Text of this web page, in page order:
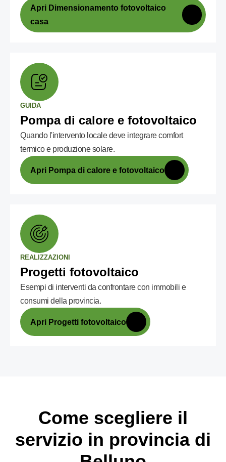
Apri Dimensionamento fotovoltaico
casa
GUIDA
Pompa di calore e fotovoltaico
Quando l'intervento locale deve integrare comfort
termico e produzione solare.
Apri Pompa di calore e fotovoltaico
REALIZZAZIONI
Progetti fotovoltaico
Esempi di interventi da confrontare con immobili e
consumi della provincia.
Apri Progetti fotovoltaico
Come scegliere il
servizio in provincia di